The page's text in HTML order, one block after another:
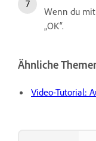
Wenn du
„OK“.
Ähnliche
Video-Tutorial: